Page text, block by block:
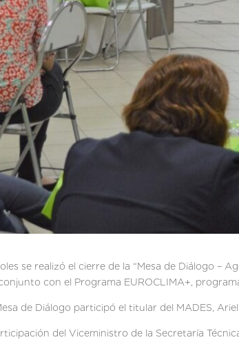
se realizó el cierre de la “Mesa de Diálogo –
con el Programa EUROCLIMA+,
de Diálogo participó el titular del MADES,
del Viceministro de la Secretaría